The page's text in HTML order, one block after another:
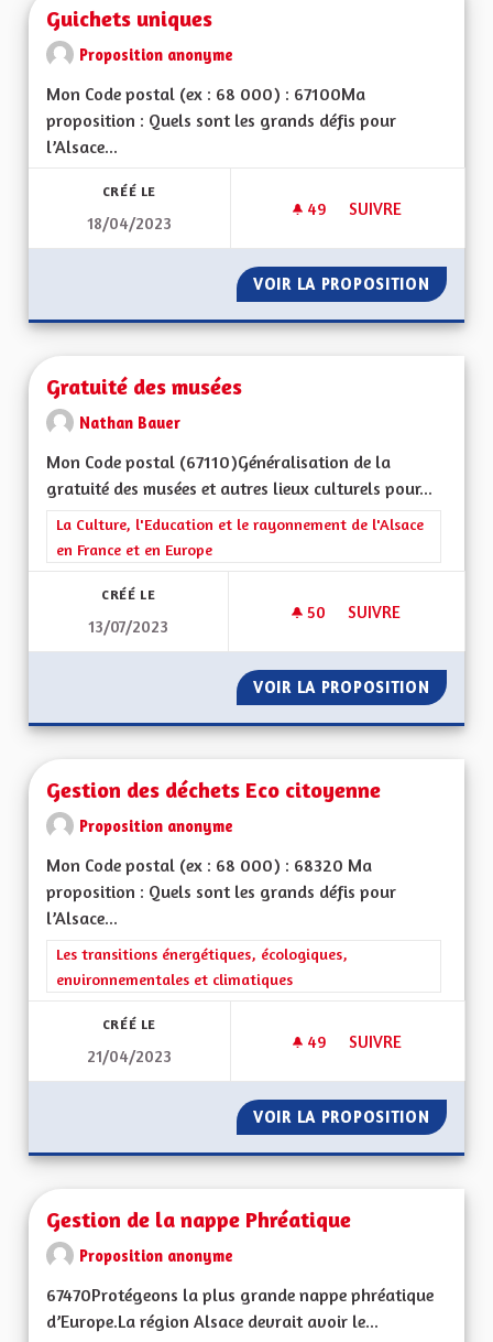
Guichets uniques
Proposition anonyme
Mon Code postal (ex : 68 000) : 67100Ma
proposition : Quels sont les grands défis pour
l’Alsace...
CRÉÉ LE
18/04/2023
49 49 ABONNÉS
SUIVRE
VOIR LA PROPOSITION
Gratuité des musées
Nathan Bauer
Mon Code postal (67110)Généralisation de la
gratuité des musées et autres lieux culturels pour...
Filtrer les résultats de la catégorie : La Culture, l'Education et
La Culture, l'Education et le rayonnement de l'Alsace
en France et en Europe
CRÉÉ LE
13/07/2023
50 50 ABONNÉS
SUIVRE
VOIR LA PROPOSITION
Gestion des déchets Eco citoyenne
Proposition anonyme
Mon Code postal (ex : 68 000) : 68320 Ma
proposition : Quels sont les grands défis pour
l’Alsace...
Filtrer les résultats de la catégorie : Les transitions
Les transitions énergétiques, écologiques,
environnementales et climatiques
CRÉÉ LE
21/04/2023
49 49 ABONNÉS
SUIVRE
VOIR LA PROPOSITION
Gestion de la nappe Phréatique
Proposition anonyme
67470Protégeons la plus grande nappe phréatique
d’Europe.La région Alsace devrait avoir le...